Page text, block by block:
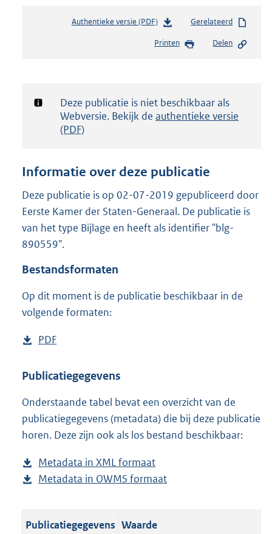
Authentieke versie (PDF)b
s
d
g
t
e
:
2
Gerelateerd
Printen Delen
Notificatie:
Deze publicatie is niet beschikbaar als
Webversie. Bekijk de authentieke versie
(PDF)
Informatie over deze publicatie
Deze publicatie is op 02-07-2019 gepubliceerd door
Eerste Kamer der Staten-Generaal. De publicatie is
van het type Bijlage en heeft als identifier "blg-
890559".
Bestandsformaten
Op dit moment is de publicatie beschikbaar in de
volgende formaten:
D
w
l
o
a
p
u
l
PDF
s
a
n
d
g
r
o
Publicatiegegevens
Onderstaande tabel bevat een overzicht van de
publicatiegegevens (metadata) die bij deze publicatie
horen. Deze zijn ook als los bestand beschikbaar:
Metadata in XML formaat
e
a
Metadata in OWMS formaat
Publicatiegegevens Waarde